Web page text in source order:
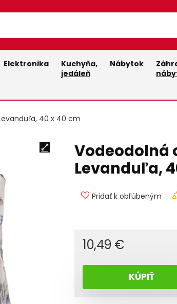
Elektronika
Kuchyňa,
jedáleň
Nábytok
40 x 40 cm
Vodeodolná
Levanduľa,
Pridať k obľúbeným
10,49 €
KÚPIŤ